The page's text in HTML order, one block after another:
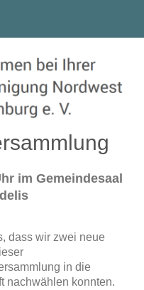
im Gemeindesaal
dass wir zwei neue
in die
nachwählen konnten.